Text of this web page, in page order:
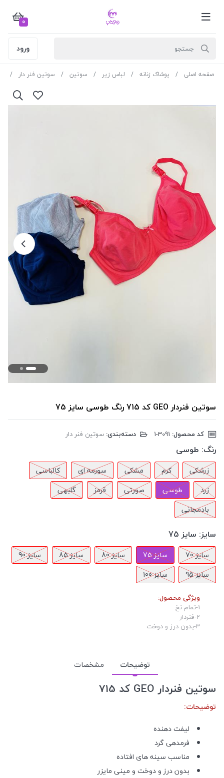
0
ورود
صفحه اصلی پوشاک زنانه لباس زیر سوتین سوتین فنر دار
سوتین فنردار GEO کد 715 رنگ طوسی سایز 75
کد محصول: دسته‌بندی: سوتین فنر دار
رنگ: طوسی
زرشکی کرم مشکی سورمه ای
کالباسی
زرد
طوسی صورتی قرمز
گلبهی
بادمجانی
سایز: سایز 75
سایز 70 سایز 75 سایز 80 سایز 85
سایز 90
سایز 95
سایز 100
ویژگی محصول:
1-تمام نخ
2-فنردار
3-بدون درز و دوخت
توضیحات مشخصات
سوتین فنردار GEO کد 715
توضیحات:
لیفت دهنده
فرمدهی گرد
مناسب سینه های افتاده
بدون درز و دوخت و مینی مایزر